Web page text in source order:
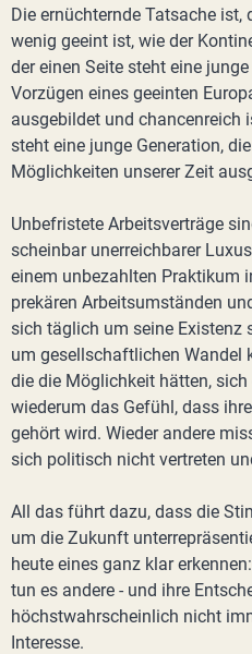
Die ernüchternde Tatsache ist,
wenig geeint ist, wie der
der einen Seite steht eine
Vorzügen eines geeinten
ausgebildet und chancenreich
steht eine junge Generation,
Möglichkeiten unserer Zeit
Unbefristete Arbeitsverträge
scheinbar unerreichbarer
einem unbezahlten Praktikum
prekären Arbeitsumständen
sich täglich um seine Existenz
um gesellschaftlichen Wandel
die die Möglichkeit hätten,
wiederum das Gefühl, dass
gehört wird. Wieder andere
sich politisch nicht vertreten
All das führt dazu, dass die
um die Zukunft
heute eines ganz klar
tun es andere - und ihre
höchstwahrscheinlich nicht
Interesse.